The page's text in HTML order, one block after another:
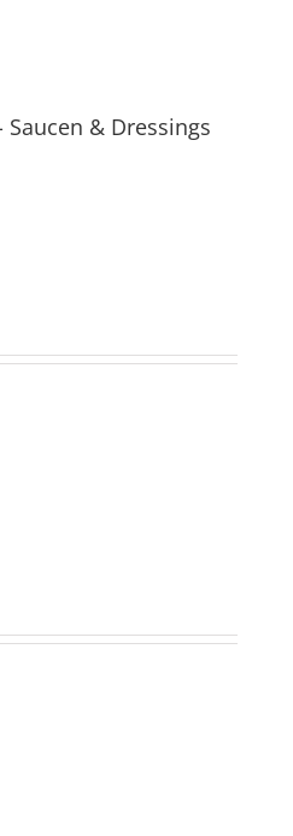
Saucen & Dressings